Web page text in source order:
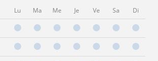
Lu Ma Me Je Ve Sa Di